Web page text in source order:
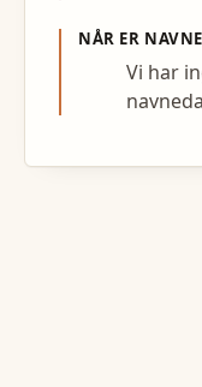
NÅR ER
Vi har